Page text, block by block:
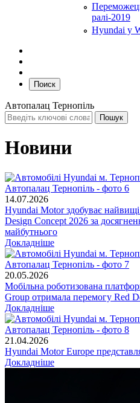
ралі-2019
Hyundai у
Поиск
Автопалац Тернопіль
Новини
14.07.2026
Hyundai Motor здобуває
Design Concept 2026 за
майбутнього
Докладніше
20.05.2026
Мобільна роботизована
Group отримала перемогу Red
Докладніше
21.04.2026
Hyundai Motor Europe
Докладніше